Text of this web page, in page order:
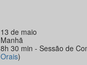
13 de maio
Manhã
8h 30 min - Sessão de
Orais)